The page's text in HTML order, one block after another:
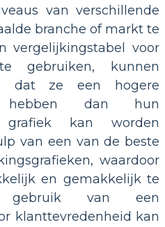
van verschillende
branche of markt te
vergelijkingstabel voor
gebruiken, kunnen
dat ze een hogere
hebben dan hun
grafiek kan worden
van een van de beste
waardoor
en gemakkelijk te
van een
klanttevredenheid kan